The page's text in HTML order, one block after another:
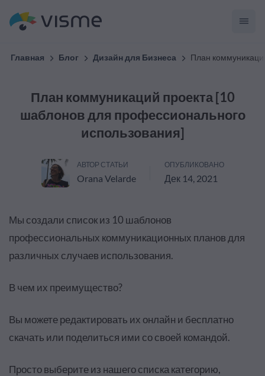
Главная Блог Дизайн для Бизнеса План
План коммуникаций проекта [10
шаблонов для профессионального
использования]
АВТОР СТАТЬИ
Orana Velarde
ОПУБЛИКОВАНО
Дек 14, 2021
Мы создали список из 10 шаблонов
профессиональных коммуникационных планов для
различных случаев использования.
В чем их преимущество?
Вы можете редактировать их онлайн и бесплатно
скачать или поделиться ими со своей командой.
Просто выберите из нашего списка категорию,